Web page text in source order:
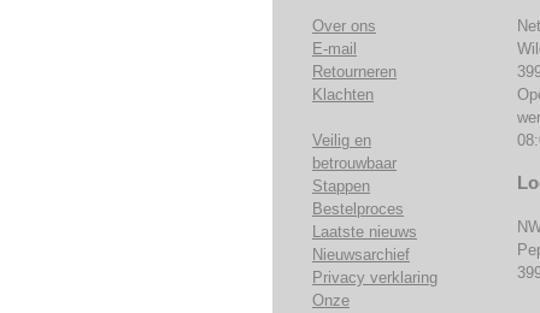
Over ons
E-mail
Retourneren
Klachten
Veilig en
betrouwbaar
Stappen
Bestelproces
Laatste nieuws
Nieuwsarchief
Privacy verklaring
Onze